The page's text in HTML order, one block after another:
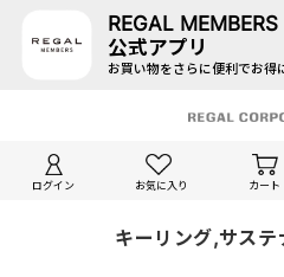
REGAL MEMBERS
公式アプリ
お買い物をさらに便利でお得
ログイン お気に入り カート
キーリング,サステ